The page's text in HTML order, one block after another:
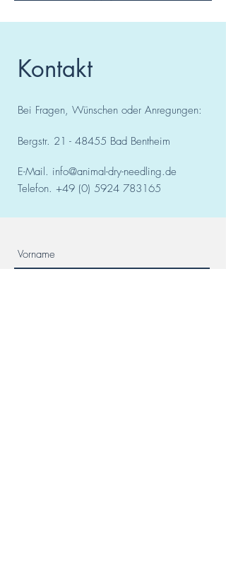
Kontakt
Bei Fragen, Wünschen oder Anregungen:
Bergstr. 21 - 48455 Bad Bentheim
E-Mail. info@animal-dry-needling.de
Telefon. +49 (0) 5924 783165